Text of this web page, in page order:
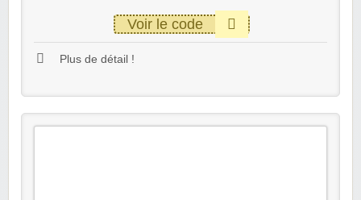
Voir le code
Plus de détail !